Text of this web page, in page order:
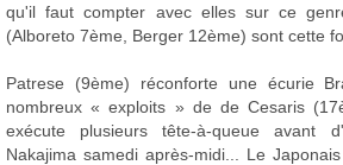
qu'il faut compter avec elles sur ce
(Alboreto 7ème, Berger 12ème) sont cette
Patrese (9ème) réconforte une écurie
nombreux « exploits » de de Cesaris
exécute plusieurs tête-à-queue avant
Nakajima samedi après-midi... Le